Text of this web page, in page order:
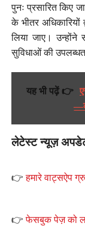
पुनः प्रसारित किए
के भीतर अधिकारियों
लिया जाए।
सुविधाओं की
यह भी पढ़ें 👉
लेटेस्ट न्यूज़
👉हमारे वाट्सऐप
👉फेसबुक पेज़ को